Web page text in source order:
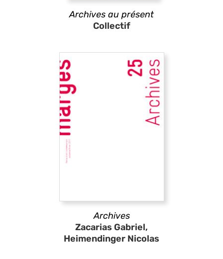
Archives au présent
Collectif
Archives
Zacarias Gabriel,
Heimendinger Nicolas